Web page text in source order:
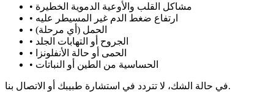
• مشاكل القلب والأوعية الدموية الخطيرة
• ارتفاع ضغط الدم غير المسيطر عليه
• الحمل (أي مرحلة)
• الجروح أو التهابات الجلد
•
الحمى أو حالة الأنفلونزا
• الحساسية من الطين أو النباتات
في حالة الشك، لا تتردد في استشارة طبيبك أو الاتصال بنا.